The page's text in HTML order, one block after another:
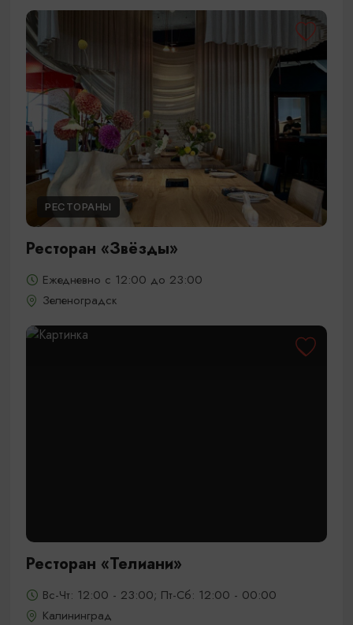
РЕСТОРАНЫ
Ресторан «Звёзды»
Ежедневно с 12:00 до 23:00
Зеленоградск
Ресторан «Телиани»
Вс-Чт: 12:00 - 23:00; Пт-Сб: 12:00 - 00:00
Калининград